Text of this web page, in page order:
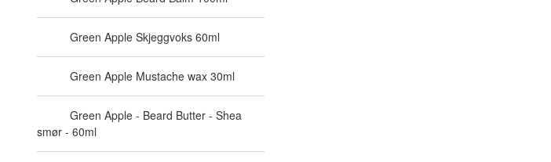
Green Apple Skjeggvoks 60ml
Green Apple Mustache wax 30ml
Green Apple - Beard Butter - Shea
smør - 60ml